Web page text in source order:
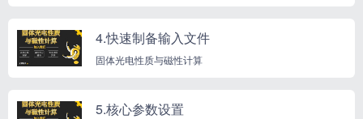
4.快速制备输入文件
固体光电性质与磁性计算
5.核心参数设置